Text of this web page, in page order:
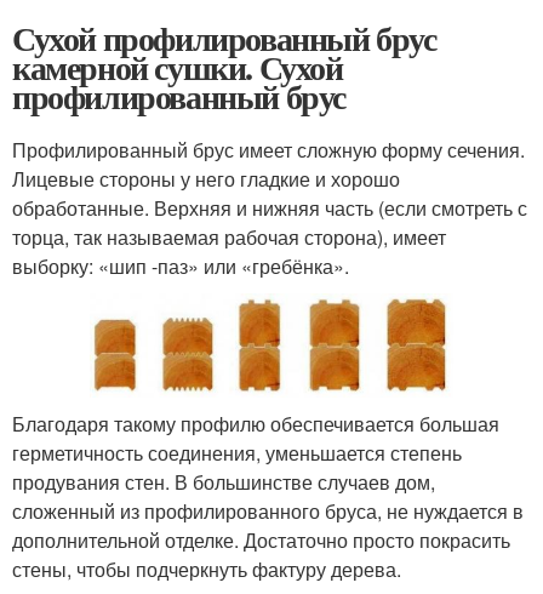
Сухой профилированный брус
камерной сушки. Сухой
профилированный брус
Профилированный брус имеет сложную форму сечения.
Лицевые стороны у него гладкие и хорошо
обработанные. Верхняя и нижняя часть (если смотреть с
торца, так называемая рабочая сторона), имеет
выборку: «шип -паз» или «гребёнка».
Благодаря такому профилю обеспечивается большая
герметичность соединения, уменьшается степень
продувания стен. В большинстве случаев дом,
сложенный из профилированного бруса, не нуждается в
дополнительной отделке. Достаточно просто покрасить
стены, чтобы подчеркнуть фактуру дерева.